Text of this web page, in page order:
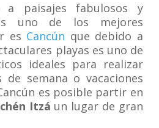
a paisajes fabulosos y
uno de los mejores
es Cancún que debido a
playas es uno de
ideales para realizar
de semana o vacaciones
es posible partir en
Itzá un lugar de gran